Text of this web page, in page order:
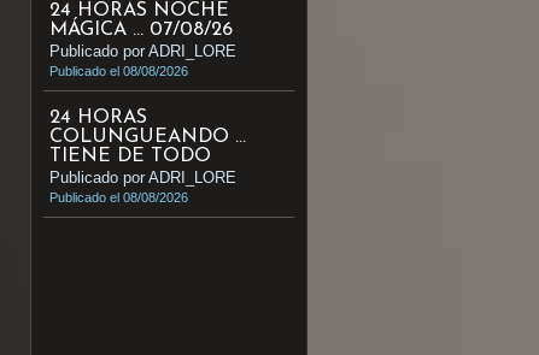
24 HORAS NOCHE
MÁGICA ... 07/08/26
Publicado por ADRI_LORE
Publicado el 08/08/2026
24 HORAS
COLUNGUEANDO ...
TIENE DE TODO
Publicado por ADRI_LORE
Publicado el 08/08/2026